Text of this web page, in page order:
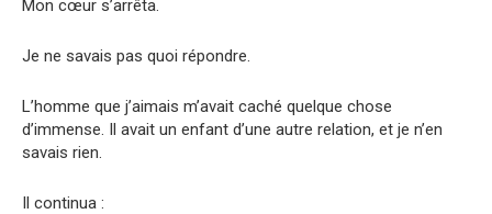
Mon cœur s’arrêta.
Je ne savais pas quoi répondre.
L’homme que j’aimais m’avait caché quelque chose
d’immense. Il avait un enfant d’une autre relation, et je n’en
savais rien.
Il continua :